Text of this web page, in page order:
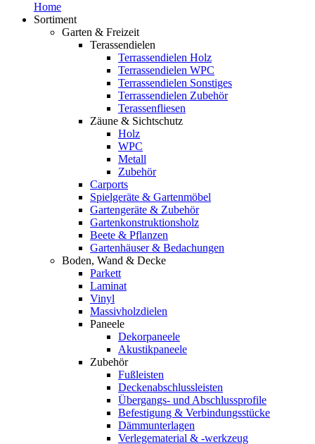
Home
Sortiment
Garten & Freizeit
Terassendielen
Terrassendielen Holz
Terrassendielen WPC
Terrassendielen Sonstiges
Terrassendielen Zubehör
Terassenfliesen
Zäune & Sichtschutz
Holz
WPC
Metall
Zubehör
Carports
Spielgeräte & Gartenmöbel
Gartengeräte & Zubehör
Gartenkonstruktionsholz
Beete & Pflanzen
Gartenhäuser & Bedachungen
Boden, Wand & Decke
Parkett
Laminat
Vinyl
Massivholzdielen
Paneele
Dekorpaneele
Akustikpaneele
Zubehör
Fußleisten
Deckenabschlussleisten
Übergangs- und Abschlussprofile
Befestigung & Verbindungsstücke
Dämmunterlagen
Verlegematerial & -werkzeug